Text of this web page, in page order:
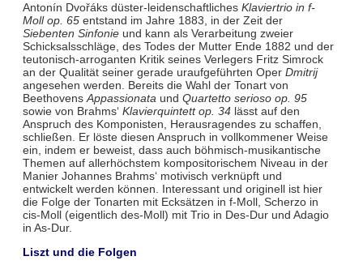
Antonín Dvořáks düster-leidenschaftliches Klaviertrio in f-
Moll op. 65entstand im Jahre 1883, in der Zeit der
Siebenten Sinfonieund kann als Verarbeitung zweier
Schicksalsschläge, des Todes der Mutter Ende 1882 und der
teutonisch-arroganten Kritik seines Verlegers Fritz Simrock
an der Qualität seiner gerade uraufgeführten Oper Dmitrij
angesehen werden. Bereits die Wahl der Tonart von
Beethovens Appassionata und Quartetto serioso op. 95
sowie von Brahms‘ Klavierquintett op. 34lässt auf den
Anspruch des Komponisten, Herausragendes zu schaffen,
schließen. Er löste diesen Anspruch in vollkommener Weise
ein, indem er beweist, dass auch böhmisch-musikantische
Themen auf allerhöchstem kompositorischem Niveau in der
Manier Johannes Brahms‘ motivisch verknüpft und
entwickelt werden können. Interessant und originell ist hier
die Folge der Tonarten mit Ecksätzen in f-Moll, Scherzo in
cis-Moll (eigentlich des-Moll) mit Trio in Des-Dur und Adagio
in As-Dur.
Liszt und die Folgen